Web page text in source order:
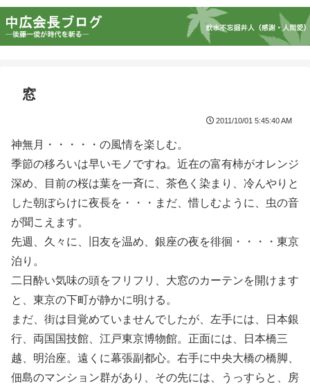
窓
2011/10/01 5:45:40 AM
神無月・・・・・の風情を楽しむ。
季節の移ろいは早いモノですね。近在の富有柿がオレンジ
深め、目前の桜は葉を一斉に、茶色く染まり、冷んやりと
した朝ぼらけに夜長を・・・まだ、惜しむように、虫の音
が聞こえます。
先週、久々に、旧友を温め、銀座の夜を徘徊・・・・東京
泊り。
二日酔い気味の頭をフリフリ、大窓のカーテンを開けます
と、東京の下町が静かに明ける。
まだ、街は目覚めていませんでしたが、左手には、日本銀
行、両国国技館、江戸東京博物館。正面には、日本橋三
越、明治座。遠くに幕張副都心。右手に中央大橋の橋脚、
佃島のマンション群があり、その先には、うっすらと、房